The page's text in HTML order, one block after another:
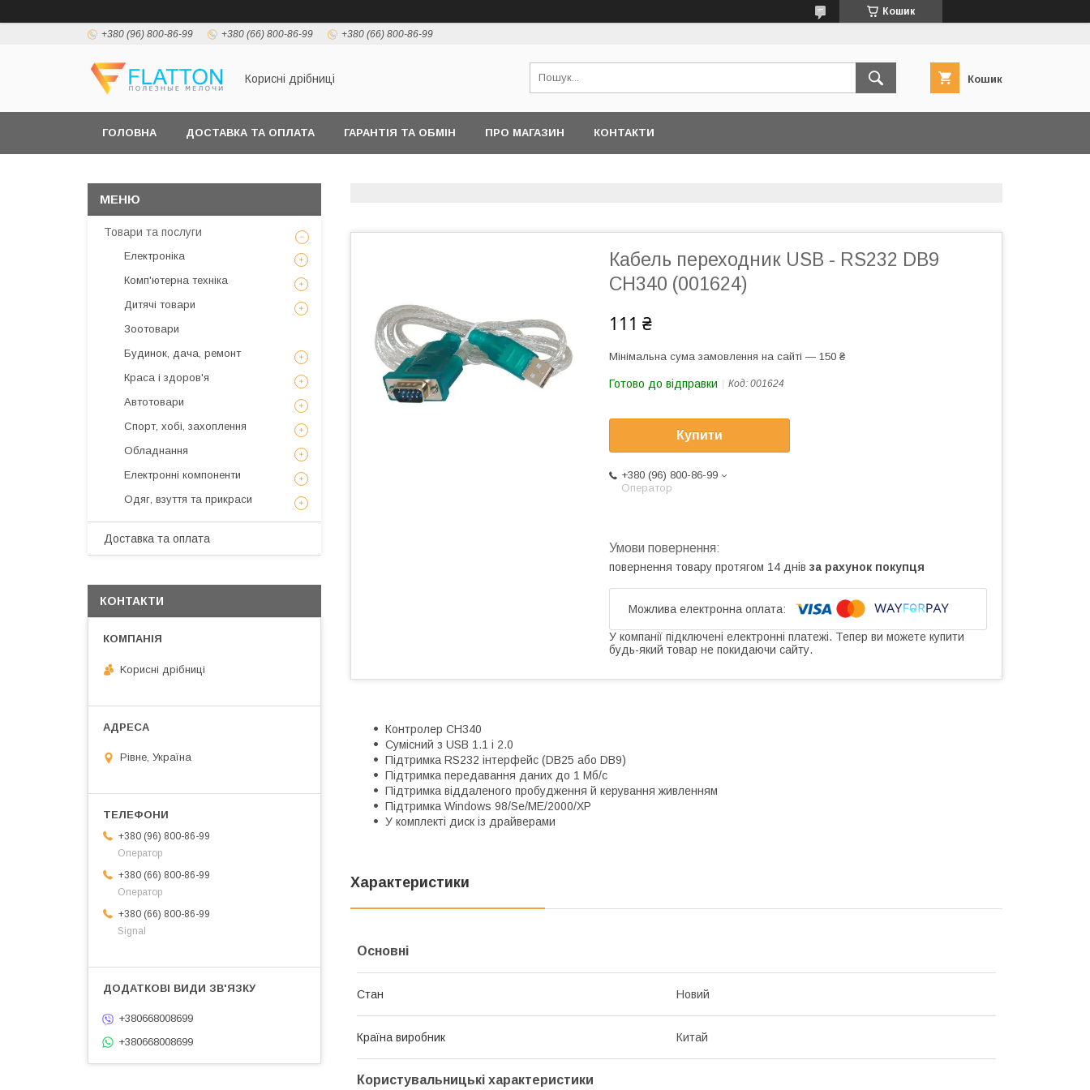
Кошик
+380 (96) 800-86-99 +380 (66) 800-86-99 +380 (66) 800-86-99
Корисні дрібниці Кошик
ГОЛОВНА ДОСТАВКА ТА ОПЛАТА ГАРАНТІЯ ТА ОБМІН ПРО МАГАЗИН КОНТАКТИ
Кабель переходник USB - RS232 DB9
CH340 (001624)
111 ₴
Мінімальна сума замовлення на сайті — 150 ₴
Готово до відправки Код: 001624
Купити
+380 (96) 800-86-99
Оператор
повернення товару протягом 14 днів за рахунок покупця
У компанії підключені електронні платежі. Тепер ви можете купити
будь-який товар не покидаючи сайту.
Контролер CH340
Сумісний з USB 1.1 і 2.0
Підтримка RS232 інтерфейс (DB25 або DB9)
Підтримка передавання даних до 1 Мб/с
Підтримка віддаленого пробудження й керування живленням
Підтримка Windows 98/Se/ME/2000/XP
У комплекті диск із драйверами
Характеристики
Основні
Стан Новий
Країна виробник Китай
Користувальницькі характеристики
Товари та послуги
Електроніка
Комп'ютерна техніка
Дитячі товари
Зоотовари
Будинок, дача, ремонт
Краса і здоров'я
Автотовари
Спорт, хобі, захоплення
Обладнання
Електронні компоненти
Одяг, взуття та прикраси
Доставка та оплата
КОНТАКТИ
Kорисні дрібниці
Рівне, Україна
+380 (96) 800-86-99
Оператор
+380 (66) 800-86-99
Оператор
+380 (66) 800-86-99
Signal
+380668008699
+380668008699